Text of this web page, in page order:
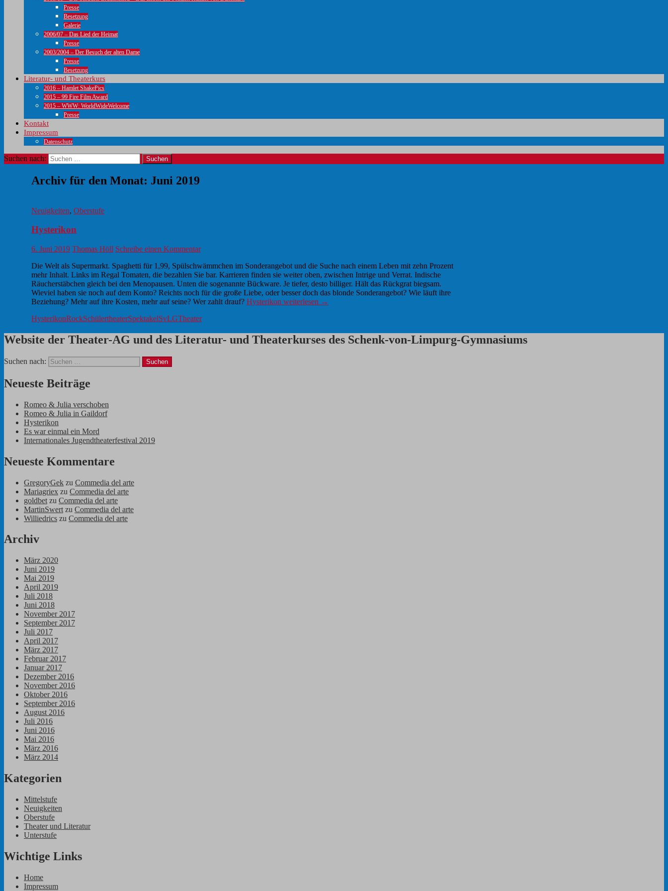
Presse
Besetzung
Galerie
2006/07 – Das Lied der Heimat
Presse
2003/2004 – Der Besuch der alten Dame
Presse
Besetzung
Literatur- und Theaterkurs
2016 – Hamlet ShakePics
2015 – 99 Fire Film Award
2015 – WWW: WorldWideWelcome
Presse
Kontakt
Impressum
Datenschutz
Suchen nach:
Archiv für den Monat: Juni 2019
Neuigkeiten, Oberstufe
Hysterikon
6. Juni 2019 Thomas Höll Schreibe einen Kommentar
Die Welt als Supermarkt. Spaghetti für 1,99, Spülschwämmchen im Sonderangebot und die Suche nach einem Leben mit zehn Prozent
mehr Inhalt. Links im Regal Tomaten, die bezahlen Sie bar. Karrieren finden sie weiter oben, zwischen Intrige und Verrat. Indische
Räucherstäbchen gleich bei den Menopausen. Unten die sogenannte Bückware. Je tiefer, desto billiger. Hält das Rückgrat biegsam.
Wieviel haben sie noch auf dem Konto? Reichts noch für die große Liebe, oder besser doch das blonde Sonderangebot? Wie läuft ihre
Beziehung? Mehr auf ihre Kosten, mehr auf seine? Wer zahlt drauf? Hysterikon weiterlesen →
HysterikonRockSchülertheaterSpektakelSvLGTheater
Website der Theater-AG und des Literatur- und Theaterkurses des Schenk-von-Limpurg-Gymnasiums
Suchen nach:
Neueste Beiträge
Romeo & Julia verschoben
Romeo & Julia in Gaildorf
Hysterikon
Es war einmal ein Mord
Internationales Jugendtheaterfestival 2019
Neueste Kommentare
GregoryGek zu Commedia del arte
Mariagriex zu Commedia del arte
goldbet zu Commedia del arte
MartinSwert zu Commedia del arte
Williedrics zu Commedia del arte
Archiv
März 2020
Juni 2019
Mai 2019
April 2019
Juli 2018
Juni 2018
November 2017
September 2017
Juli 2017
April 2017
März 2017
Februar 2017
Januar 2017
Dezember 2016
November 2016
Oktober 2016
September 2016
August 2016
Juli 2016
Juni 2016
Mai 2016
März 2016
März 2014
Kategorien
Mittelstufe
Neuigkeiten
Oberstufe
Theater und Literatur
Unterstufe
Wichtige Links
Home
Impressum